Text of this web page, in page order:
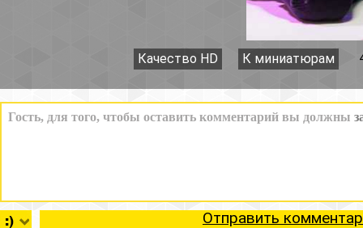
Качество HD К миниатюрам
Отправить